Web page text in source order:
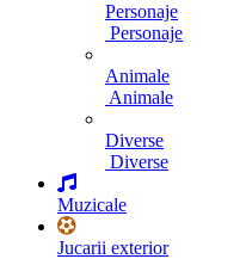
Personaje
Personaje
Animale
Animale
Diverse
Diverse
Muzicale
Jucarii exterior